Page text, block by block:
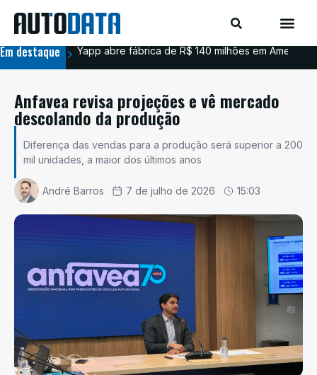
Em destaque Yapp abre fábrica de R$ 140 milhões em
Anfavea revisa projeções e vê mercado
descolando da produção
Diferença das vendas para a produção será superior a 200
mil unidades, a maior dos últimos anos
André Barros 7 de julho de 2026 15:03